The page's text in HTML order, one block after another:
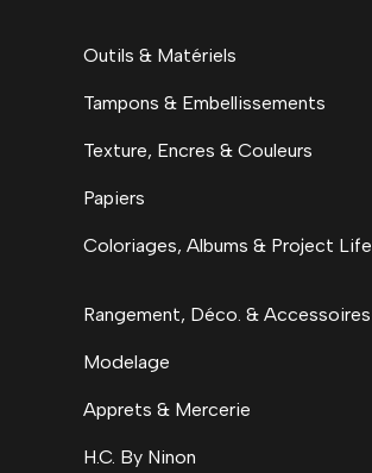
Outils & Matériels
Tampons & Embellissements
Texture, Encres & Couleurs
Papiers
Coloriages, Albums & Project Life
Rangement, Déco. & Accessoires
Modelage
Apprets & Mercerie
H.C. By Ninon